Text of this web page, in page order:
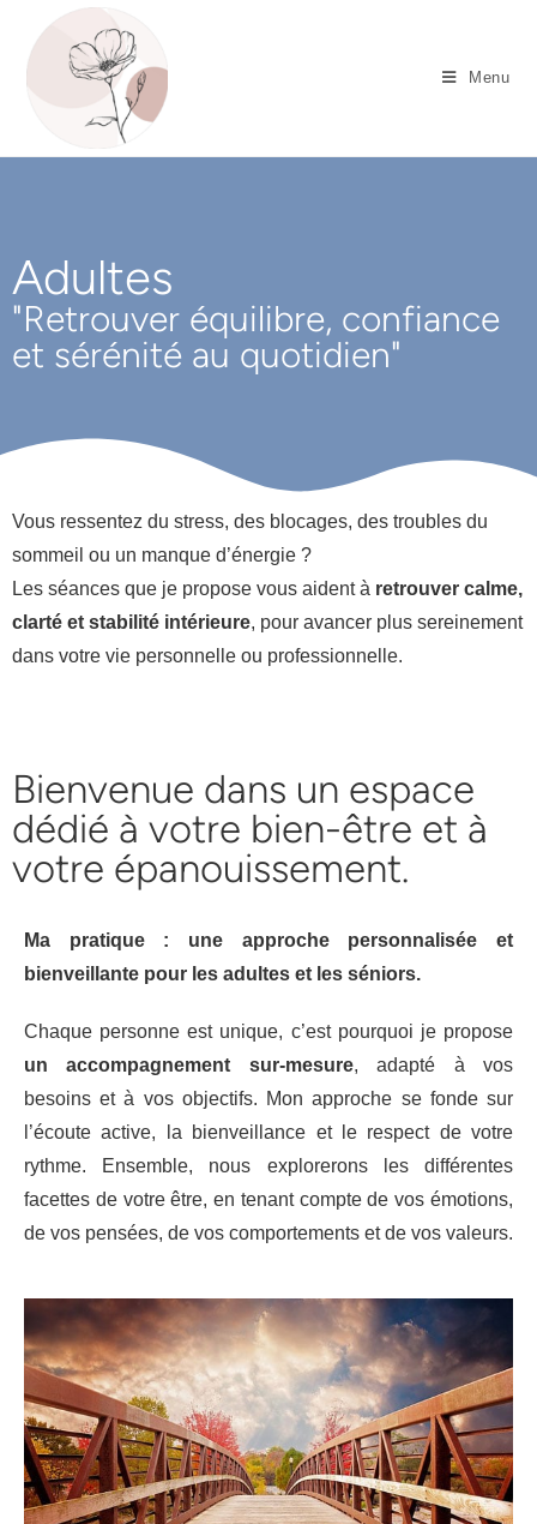
Menu
Adultes
"Retrouver équilibre, confiance
et sérénité au quotidien"
Vous ressentez du stress, des blocages, des troubles du
sommeil ou un manque d’énergie ?
Les séances que je propose vous aident à retrouver calme,
clarté et stabilité intérieure, pour avancer plus sereinement
dans votre vie personnelle ou professionnelle.
Bienvenue dans un espace
dédié à votre bien-être et à
votre épanouissement.
Ma pratique : une approche personnalisée et
bienveillante pour les adultes et les séniors.
Chaque personne est unique, c’est pourquoi je propose
un accompagnement sur-mesure, adapté à vos
besoins et à vos objectifs. Mon approche se fonde sur
l’écoute active, la bienveillance et le respect de votre
rythme. Ensemble, nous explorerons les différentes
facettes de votre être, en tenant compte de vos émotions,
de vos pensées, de vos comportements et de vos valeurs.